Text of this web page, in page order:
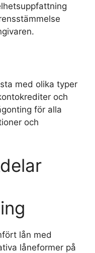
med olika typer
och
för alla
och
lån med
låneformer på